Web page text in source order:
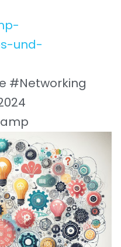
und-
#Networking